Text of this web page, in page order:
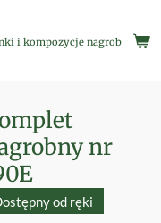
i kompozycje nagrobne
nr
od ręki